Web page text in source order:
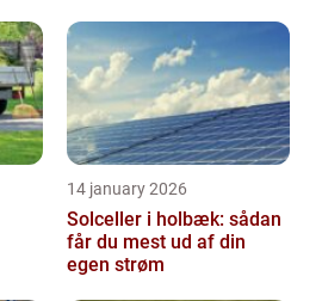
14 january 2026
Solceller i holbæk: sådan
får du mest ud af din
egen strøm